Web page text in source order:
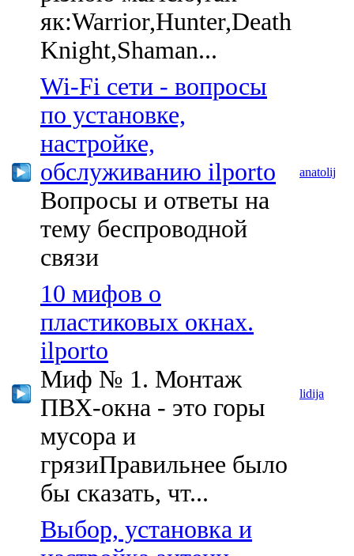
як:Warrior,Hunter,Death
Knight,Shaman...
Wi-Fi сети - вопросы
по установке,
настройке,
обслуживанию ilporto
Вопросы и ответы на
тему беспроводной
связи
anatolij
10 мифов о
пластиковых окнах.
ilporto
Миф № 1. Монтаж
ПВХ-окна - это горы
мусора и
грязиПравильнее было
бы сказать, чт...
lidija
Выбор, установка и